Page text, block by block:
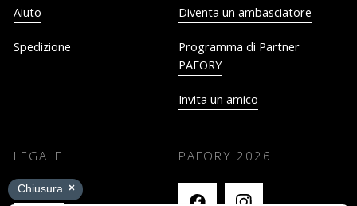
Aiuto
Spedizione
Diventa un ambasciatore
Programma di Partner
PAFORY
Invita un amico
LEGALE
Impronta
PAFORY 2026